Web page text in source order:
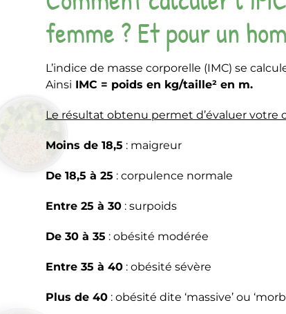
femme ? Et pour un
L’indice de masse corporelle (IMC) se
Ainsi IMC = poids en kg/taille² en m.
Le résultat obtenu permet d’évaluer votre
Moins de 18,5 : maigreur
De 18,5 à 25 : corpulence normale
Entre 25 à 30: surpoids
De 30 à 35 : obésité modérée
Entre 35 à 40: obésité sévère
Plus de 40: obésité dite ‘massive’ ou